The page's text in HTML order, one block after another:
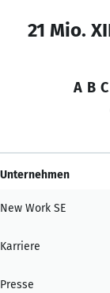
21 Mio.
A B C
Unternehmen
New Work SE
Karriere
Presse